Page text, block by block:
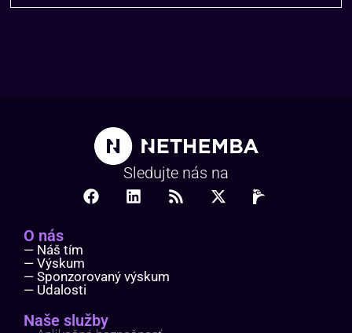
Sledujte nás na
O nás
— Náš tím
— Výskum
— Sponzorovaný výskum
— Udalosti
Naše služby